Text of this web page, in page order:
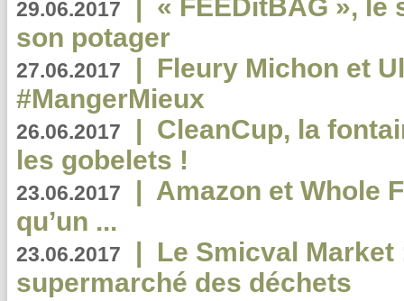
29.06.2017 | « FEEDitBAG », le
son potager
27.06.2017 | Fleury Michon et
#MangerMieux
26.06.2017 | CleanCup, la
les gobelets !
23.06.2017 | Amazon et Whole
qu’un ...
23.06.2017 | Le Smicval
supermarché des déchets